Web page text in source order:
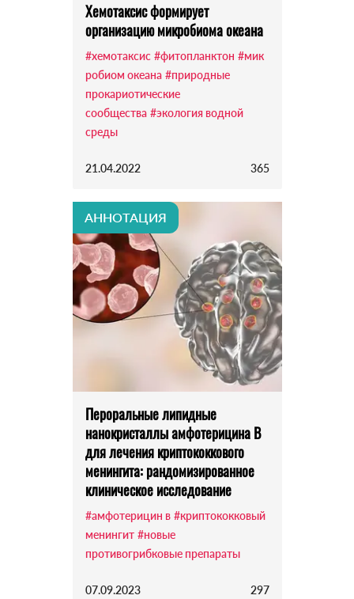
Хемотаксис формирует
организацию микробиома океана
#хемотаксис #фитопланктон #мик
робиом океана #природные
прокариотические
сообщества #экология водной
среды
21.04.2022 365
АННОТАЦИЯ
Пероральные липидные
нанокристаллы амфотерицина В
для лечения криптококкового
менингита: рандомизированное
клиническое исследование
#амфотерицин в #криптококковый
менингит #новые
противогрибковые препараты
07.09.2023 297